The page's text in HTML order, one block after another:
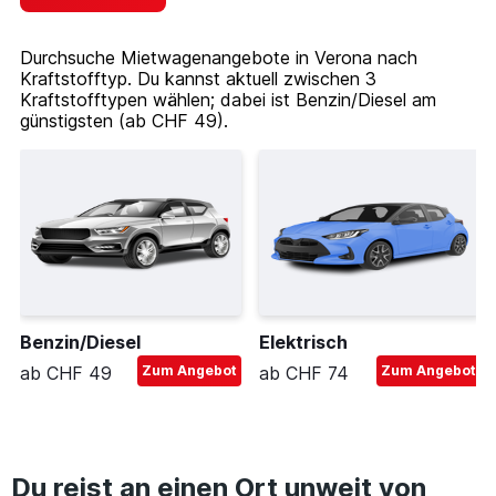
Durchsuche Mietwagenangebote in Verona nach
Kraftstofftyp. Du kannst aktuell zwischen 3
Kraftstofftypen wählen; dabei ist Benzin/Diesel am
günstigsten (ab CHF 49).
Benzin/Diesel
ab CHF 49
Zum Angebot
Elektrisch
ab CHF 74
Zum Angebot
Du reist an einen Ort unweit von